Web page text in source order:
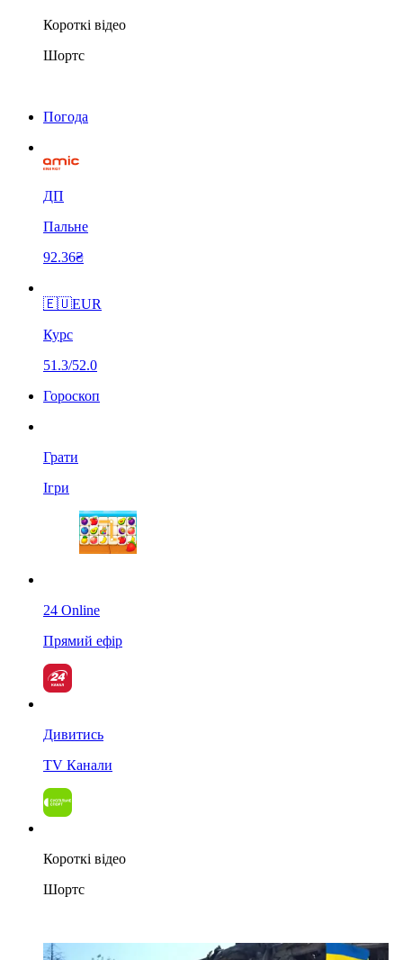
Короткі відео
Шортс
Погода
ДП
Пальне
92.36₴
🇪🇺EUR
Курс
51.3/52.0
Гороскоп
Грати
Ігри
24 Online
Прямий ефір
Дивитись
TV Канали
Короткі відео
Шортс